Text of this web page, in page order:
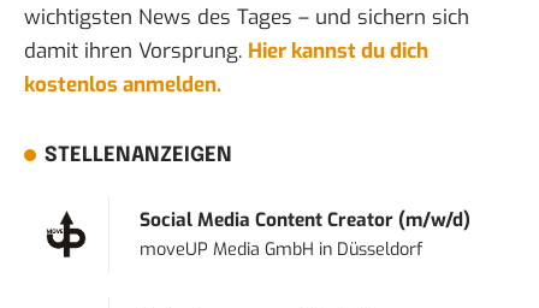
wichtigsten News des Tages – und sichern sich
damit ihren Vorsprung. Hier kannst du dich
kostenlos anmelden.
STELLENANZEIGEN
Social Media Content Creator (m/w/d)
moveUP Media GmbH in Düsseldorf